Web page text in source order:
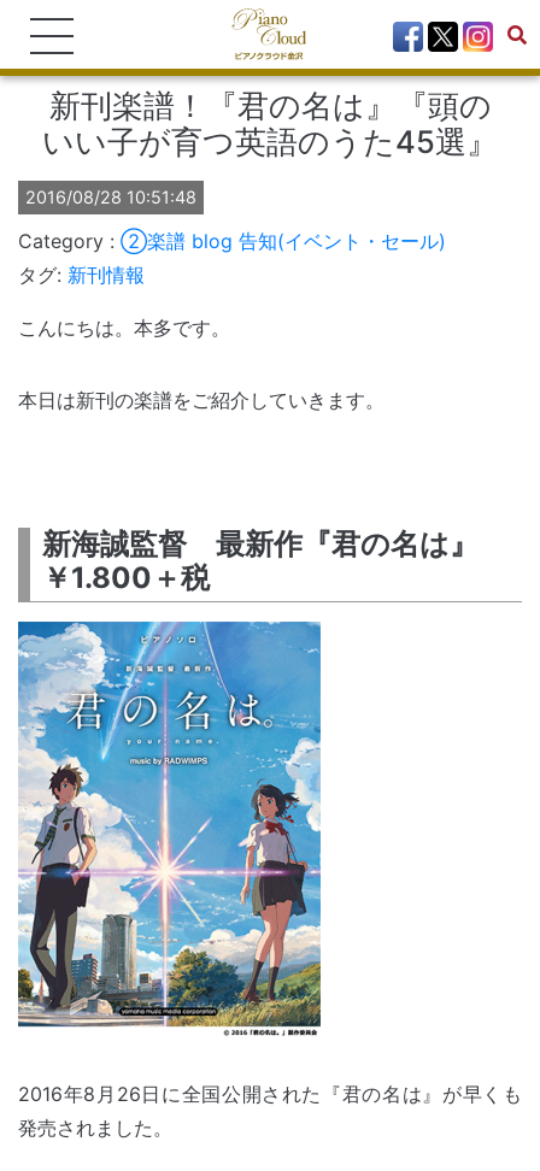
新刊楽譜！『君の名は』『頭の
いい子が育つ英語のうた45選』
2016/08/28 10:51:48
②楽譜 blog 告知(イベント・セール)
タグ: 新刊情報
こんにちは。本多です。
本日は新刊の楽譜をご紹介していきます。
新海誠監督 最新作『君の名は』
￥1.800＋税
2016年8月26日に全国公開された『君の名は』が早くも
発売されました。